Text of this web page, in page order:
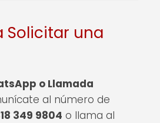
Solicitar una
o Llamada
al número de
349 9804 o llama al